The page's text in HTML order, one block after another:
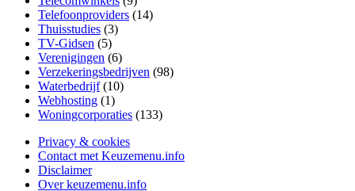
Telefoonproviders (14)
Thuisstudies (3)
TV-Gidsen (5)
Verenigingen (6)
Verzekeringsbedrijven (98)
Waterbedrijf(10)
Webhosting (1)
Woningcorporaties (133)
Privacy & cookies
Contact met Keuzemenu.info
Disclaimer
Over keuzemenu.info